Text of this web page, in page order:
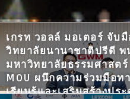
เกรท วอลล์ มอเตอร์ จับมื
วิทยาลัยนานาชาติปรีดี พ
มหาวิทยาลัยธรรมศาสตร์
MOU ผนึกความร่วมมือท
เรียนรู้และเสริมสร้างปร